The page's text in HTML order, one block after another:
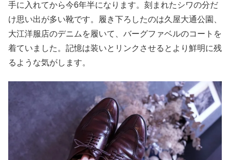
手に入れてから今6年半になります。刻まれたシワの分だ
け思い出が多い靴です。履き下ろしたのは久屋大通公園、
大江洋服店のデニムを履いて、バーグファベルのコートを
着ていました。記憶は装いとリンクさせるとより鮮明に残
るような気がします。